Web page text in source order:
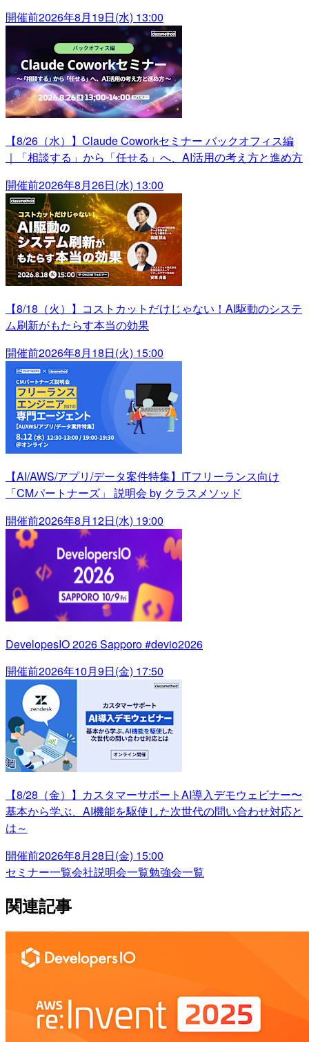
開催前2026年8月19日(水) 13:00
【8/26（水）】Claude Coworkセミナー バックオフィス編
｜「相談する」から「任せる」へ、AI活用の考え方と進め方
開催前2026年8月26日(水) 13:00
【8/18（火）】コストカットだけじゃない！AI駆動のシステ
ム刷新がもたらす本当の効果
開催前2026年8月18日(火) 15:00
【AI/AWS/アプリ/データ案件特集】ITフリーランス向け
「CMパートナーズ」 説明会 by クラスメソッド
開催前2026年8月12日(水) 19:00
DevelopesIO 2026 Sapporo #devio2026
開催前2026年10月9日(金) 17:50
【8/28（金）】カスタマーサポートAI導入デモウェビナー〜
基本から学ぶ、AI機能を駆使した次世代の問い合わせ対応と
は～
開催前2026年8月28日(金) 15:00
セミナー一覧会社説明会一覧勉強会一覧
関連記事